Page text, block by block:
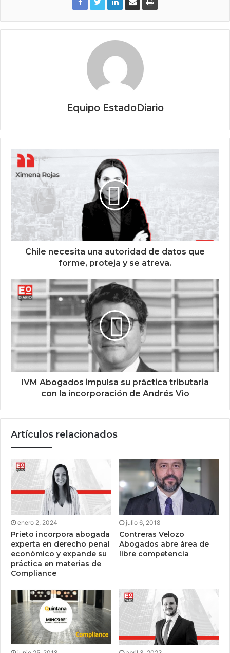
Equipo EstadoDiario
Chile necesita una autoridad de datos que
forme, proteja y se atreva.
IVM Abogados impulsa su práctica tributaria
con la incorporación de Andrés Vio
Artículos relacionados
enero 2, 2024
Prieto incorpora abogada
experta en derecho penal
económico y expande su
práctica en materias de
Compliance
julio 6, 2018
Contreras Velozo
Abogados abre área de
libre competencia